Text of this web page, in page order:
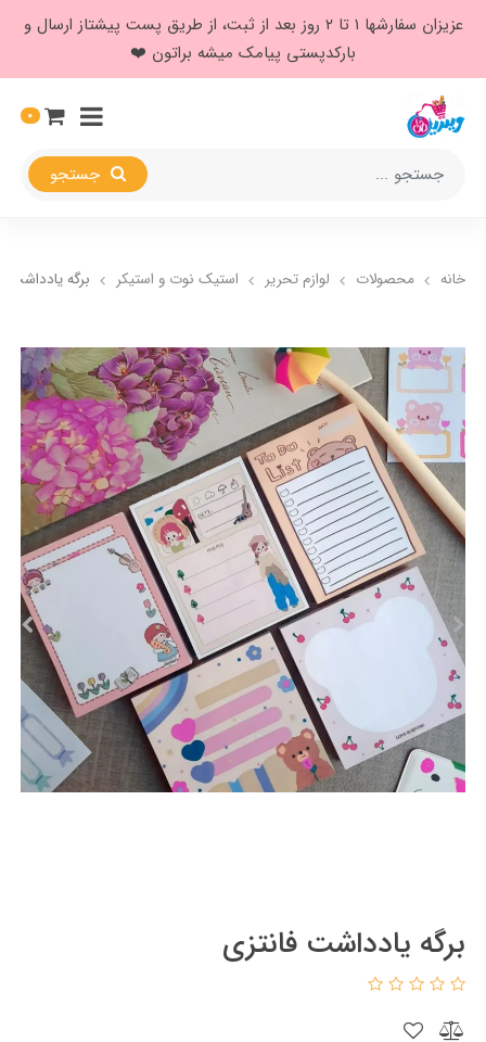
عزیزان سفارشها ۱ تا ۲ روز بعد از ثبت، از طریق پست پیشتاز ارسال و
بارکدپستی پیامک میشه براتون ❤️
0
خانه محصولات لوازم تحریر استیک نوت و استیکر برگه یادداشت
برگه یادداشت فانتزی